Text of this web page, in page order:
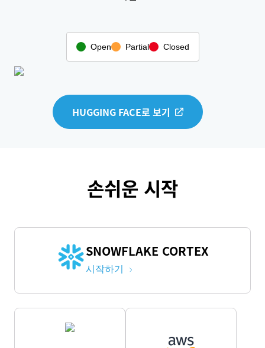
Open Partial Closed
HUGGING FACE로 보기
손쉬운 시작
SNOWFLAKE CORTEX
시작하기